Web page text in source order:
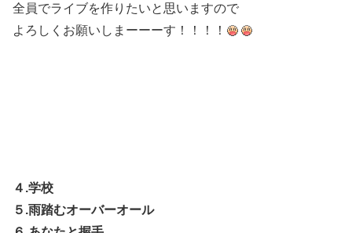
全員でライブを作りたいと思いますので
よろしくお願いしまーーーす！！！！
４.学校
５.雨踏むオーバーオール